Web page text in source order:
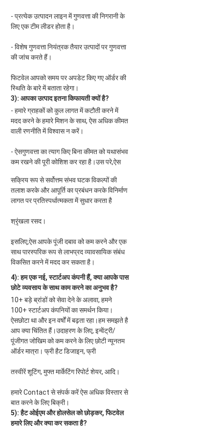
- प्रत्येक उत्पादन लाइन में गुणवत्ता की निगरानी के
लिए एक टीम लीडर होता है।
- विशेष गुणवत्ता नियंत्रक तैयार उत्पादों पर गुणवत्ता
की जांच करते हैं।
फिटवेल आपको समय पर अपडेट किए गए ऑर्डर की
स्थिति के बारे में बताता रहेगा।
3): आपका उत्पाद इतना किफायती क्यों है?
- हमारे ग्राहकों को कुल लागत में कटौती करने में
मदद करने के हमारे मिशन के साथ, ऐस अधिक कीमत
वाली रणनीति में विश्वास न करें।
- ऐसगुणवत्ता का त्याग किए बिना कीमत को यथासंभव
कम रखने की पूरी कोशिश कर रहा है।उस परे,ऐस
सक्रिय रूप से सर्वोत्तम संभव घटक विकल्पों की
तलाश करके और आपूर्ति का प्रबंधन करके विनिर्माण
लागत पर प्रतिस्पर्धात्मकता में सुधार करता है
श्रृंखला रसद।
इसलिए,ऐस आपके पूंजी दबाव को कम करने और एक
साथ पारस्परिक रूप से लाभप्रद व्यावसायिक संबंध
विकसित करने में मदद कर सकता है।
4): हम एक नई, स्टार्टअप कंपनी हैं, क्या आपके पास
छोटे व्यवसाय के साथ काम करने का अनुभव है?
10+ बड़े ब्रांडों को सेवा देने के अलावा, हमने
ऐसछोटा था और इन वर्षों में बढ़ता रहा।हम समझते है
आप क्या चिंतित हैं।उदाहरण के लिए, इन्वेंट्री/
पूंजीगत जोखिम को कम करने के लिए छोटी न्यूनतम
ऑर्डर मात्रा। फ्री हैट डिजाइन, फ्री
तस्वीरें शूटिंग, मुफ्त मार्केटिंग रिपोर्ट शेयर, आदि।
हमारे Contact से संपर्क करें ऐस अधिक विस्तार से
बात करने के लिए बिक्री।
5): हैट ओईएम और होलसेल को छोड़कर, फिटवेल
हमारे लिए और क्या कर सकता है?